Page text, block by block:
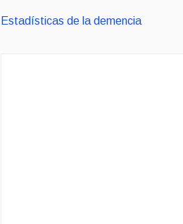
Estadísticas de la demencia